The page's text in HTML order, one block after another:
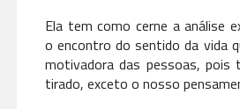
Ela tem como cerne a análise
o encontro do sentido da vida
motivadora das pessoas, pois
tirado, exceto o nosso